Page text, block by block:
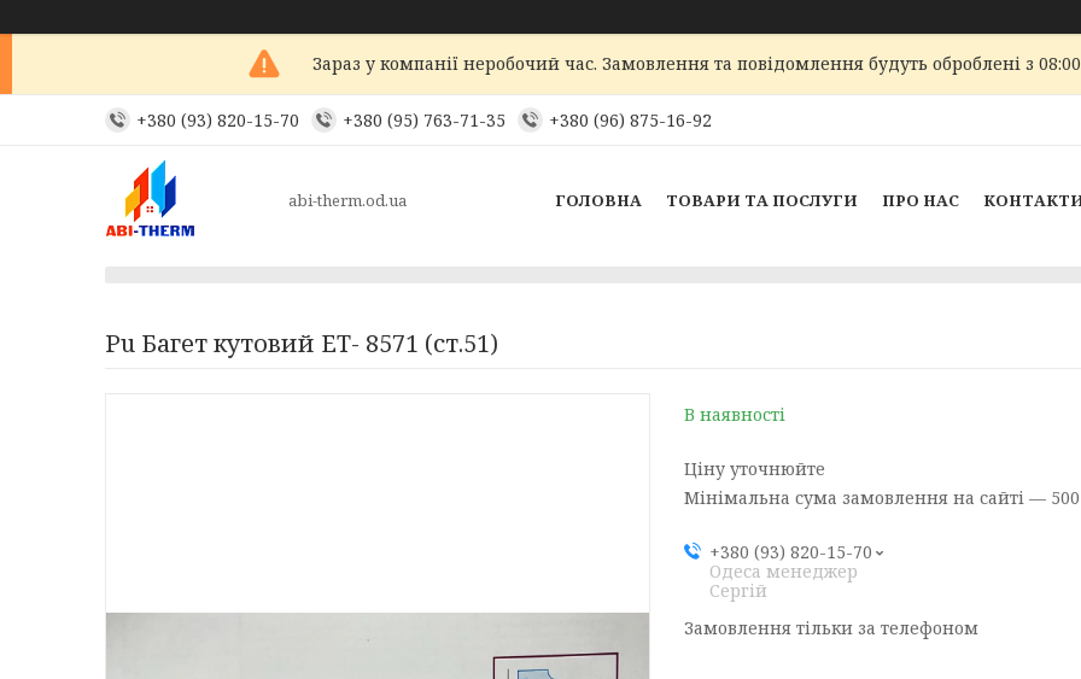
Зараз у компанії неробочий час. Замовлення та повідомлення будуть оброблені з
+380 (93) 820-15-70 +380 (95) 763-71-35 +380 (96) 875-16-92
abi-therm.od.ua ГОЛОВНА ТОВАРИ ТА ПОСЛУГИ ПРО НАС
Pu Багет кутовий ЕТ- 8571 (ст.51)
В наявності
Ціну уточнюйте
Мінімальна сума замовлення на сайті —
+380 (93) 820-15-70
Одеса менеджер
Сергій
Замовлення тільки за телефоном